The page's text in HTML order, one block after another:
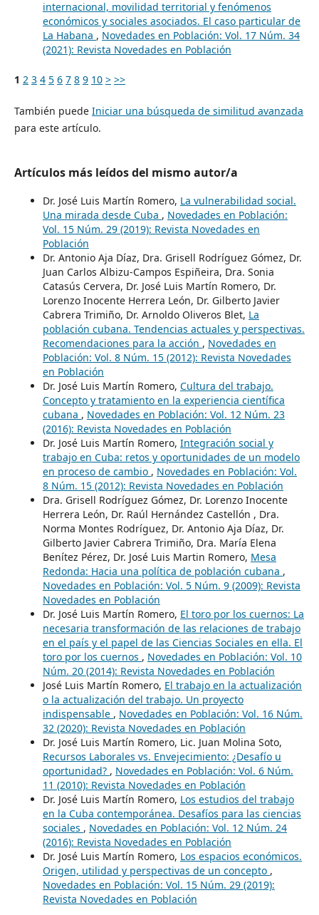
internacional, movilidad territorial y fenómenos
económicos y sociales asociados. El caso particular de
La Habana , Novedades en Población: Vol. 17 Núm. 34
(2021): Revista Novedades en Población
1 2 3 4 5 6 7 8 9 10 > >>
También puede Iniciar una búsqueda de similitud avanzada
para este artículo.
Artículos más leídos del mismo autor/a
Dr. José Luis Martín Romero, La vulnerabilidad social.
Una mirada desde Cuba , Novedades en Población:
Vol. 15 Núm. 29 (2019): Revista Novedades en
Población
Dr. Antonio Aja Díaz, Dra. Grisell Rodríguez Gómez, Dr.
Juan Carlos Albizu-Campos Espiñeira, Dra. Sonia
Catasús Cervera, Dr. José Luis Martín Romero, Dr.
Lorenzo Inocente Herrera León, Dr. Gilberto Javier
Cabrera Trimiño, Dr. Arnoldo Oliveros Blet, La
población cubana. Tendencias actuales y perspectivas.
Recomendaciones para la acción , Novedades en
Población: Vol. 8 Núm. 15 (2012): Revista Novedades
en Población
Dr. José Luis Martín Romero, Cultura del trabajo.
Concepto y tratamiento en la experiencia científica
cubana , Novedades en Población: Vol. 12 Núm. 23
(2016): Revista Novedades en Población
Dr. José Luis Martín Romero, Integración social y
trabajo en Cuba: retos y oportunidades de un modelo
en proceso de cambio , Novedades en Población: Vol.
8 Núm. 15 (2012): Revista Novedades en Población
Dra. Grisell Rodríguez Gómez, Dr. Lorenzo Inocente
Herrera León, Dr. Raúl Hernández Castellón , Dra.
Norma Montes Rodríguez, Dr. Antonio Aja Díaz, Dr.
Gilberto Javier Cabrera Trimiño, Dra. María Elena
Benítez Pérez, Dr. José Luis Martin Romero, Mesa
Redonda: Hacia una política de población cubana ,
Novedades en Población: Vol. 5 Núm. 9 (2009): Revista
Novedades en Población
Dr. José Luis Martín Romero, El toro por los cuernos: La
necesaria transformación de las relaciones de trabajo
en el país y el papel de las Ciencias Sociales en ella. El
toro por los cuernos , Novedades en Población: Vol. 10
Núm. 20 (2014): Revista Novedades en Población
José Luis Martín Romero, El trabajo en la actualización
o la actualización del trabajo. Un proyecto
indispensable , Novedades en Población: Vol. 16 Núm.
32 (2020): Revista Novedades en Población
Dr. José Luis Martín Romero, Lic. Juan Molina Soto,
Recursos Laborales vs. Envejecimiento: ¿Desafío u
oportunidad? , Novedades en Población: Vol. 6 Núm.
11 (2010): Revista Novedades en Población
Dr. José Luis Martín Romero, Los estudios del trabajo
en la Cuba contemporánea. Desafíos para las ciencias
sociales , Novedades en Población: Vol. 12 Núm. 24
(2016): Revista Novedades en Población
Dr. José Luis Martín Romero, Los espacios económicos.
Origen, utilidad y perspectivas de un concepto ,
Novedades en Población: Vol. 15 Núm. 29 (2019):
Revista Novedades en Población